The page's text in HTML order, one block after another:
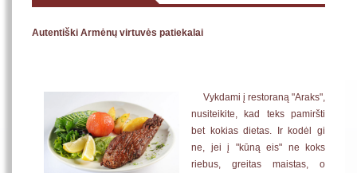
Autentiški Armėnų virtuvės patiekalai
Vykdami į restoraną "Araks",
nusiteikite, kad teks pamiršti
bet kokias dietas. Ir kodėl gi
ne, jei į "kūną eis" ne koks
riebus, greitas maistas, o